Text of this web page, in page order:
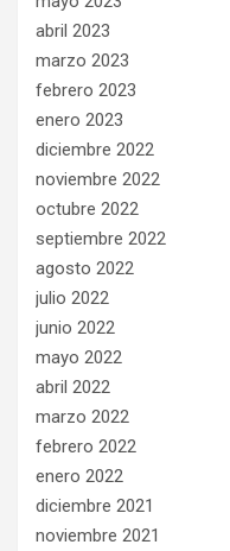
abril 2023
marzo 2023
febrero 2023
enero 2023
diciembre 2022
noviembre 2022
octubre 2022
septiembre 2022
agosto 2022
julio 2022
junio 2022
mayo 2022
abril 2022
marzo 2022
febrero 2022
enero 2022
diciembre 2021
noviembre 2021